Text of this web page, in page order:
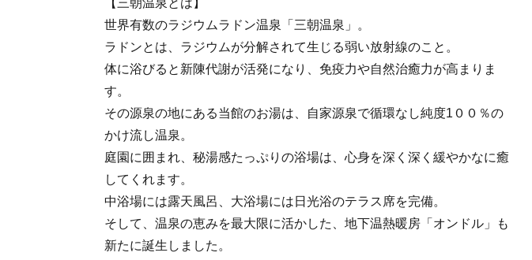
【三朝温泉とは】
世界有数のラジウムラドン温泉「三朝温泉」。
ラドンとは、ラジウムが分解されて生じる弱い放射線のこと。
体に浴びると新陳代謝が活発になり、免疫力や自然治癒力が高まりま
す。
その源泉の地にある当館のお湯は、自家源泉で循環なし純度1００％の
かけ流し温泉。
庭園に囲まれ、秘湯感たっぷりの浴場は、心身を深く深く緩やかなに癒
してくれます。
中浴場には露天風呂、大浴場には日光浴のテラス席を完備。
そして、温泉の恵みを最大限に活かした、地下温熱暖房「オンドル」も
新たに誕生しました。